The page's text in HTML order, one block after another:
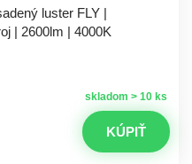
luster FLY |
| 2600lm | 4000K
skladom > 10 ks
KÚPIŤ